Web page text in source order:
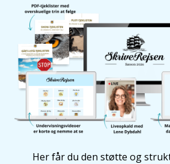
Her får du den støtte og